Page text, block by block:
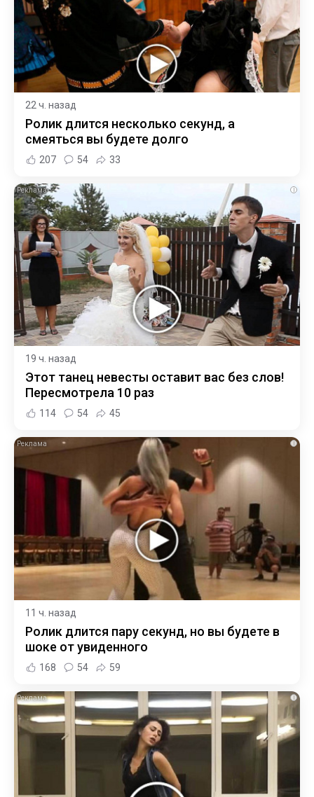
22 ч. назад
Ролик длится несколько секунд, а
смеяться вы будете долго
207 54 33
i
19 ч. назад
Этот танец невесты оставит вас без слов!
Пересмотрела 10 раз
114 54 45
i
11 ч. назад
Ролик длится пару секунд, но вы будете в
шоке от увиденного
168 54 59
i